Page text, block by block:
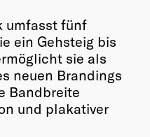
umfasst fünf
ein Gehsteig bis
sie als
neuen Brandings
Bandbreite
und plakativer